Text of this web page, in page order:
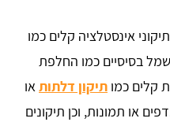
אינסטלציה קלים כמו
בסיסיים כמו החלפת
קלים כמו תיקון דלתותאו
או תמונות, וכן תיקונים